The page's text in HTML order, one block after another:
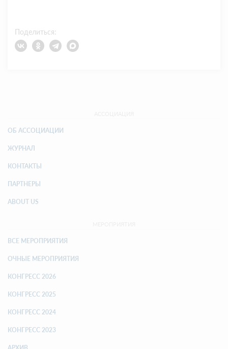
Поделиться:
ОБ АССОЦИАЦИИ
ЖУРНАЛ
КОНТАКТЫ
ПАРТНЕРЫ
ABOUT US
ВСЕ МЕРОПРИЯТИЯ
ОЧНЫЕ МЕРОПРИЯТИЯ
КОНГРЕСС 2026
КОНГРЕСС 2025
КОНГРЕСС 2024
КОНГРЕСС 2023